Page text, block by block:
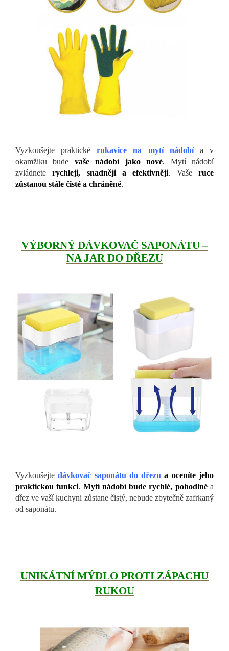
Vyzkoušejte praktickérukavice na mytí nádobía v
okamžiku bude vaše nádobí jako nové. Mytí nádobí
zvládneterychleji, snadněji a efektivněji. Vašeruce
zůstanou stále čisté a chráněné.
VÝBORNÝ DÁVKOVAČ SAPONÁTU –
NA JAR DO DŘEZU
Vyzkoušejtedávkovač saponátu do dřezu a oceníte jeho
praktickou funkci. Mytí nádobí bude rychlé, pohodlnéa
dřez ve vaší kuchyni zůstane čistý, nebude zbytečně zafrkaný
od saponátu.
UNIKÁTNÍ MÝDLO PROTI ZÁPACHU
RUKOU